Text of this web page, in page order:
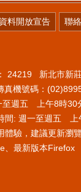
料開放宣告 聯
24219 新北市新
機號碼：
至週五 上午8時30
間: 週一至週五
驗，建議更新瀏
、最新版本Firefox